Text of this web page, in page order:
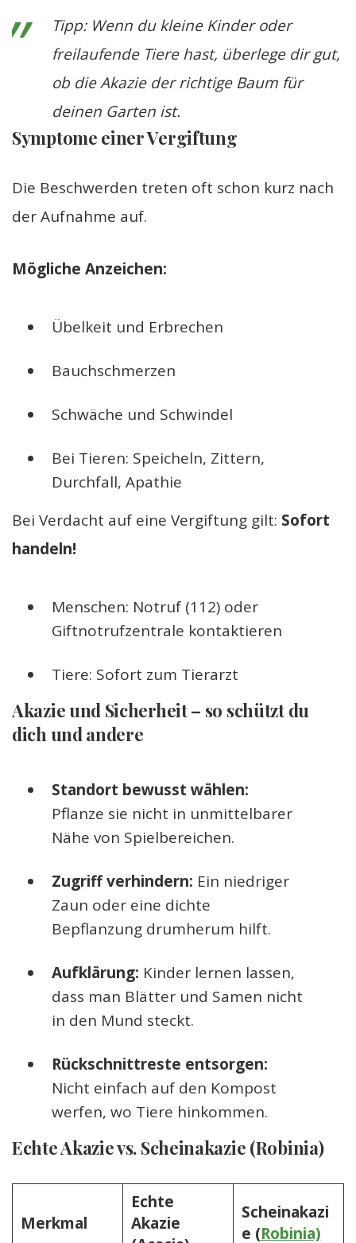
Tipp: Wenn du kleine Kinder oder
freilaufende Tiere hast, überlege dir gut,
ob die Akazie der richtige Baum für
deinen Garten ist.
Symptome einer Vergiftung
Die Beschwerden treten oft schon kurz nach
der Aufnahme auf.
Mögliche Anzeichen:
Übelkeit und Erbrechen
Bauchschmerzen
Schwäche und Schwindel
Bei Tieren: Speicheln, Zittern,
Durchfall, Apathie
Bei Verdacht auf eine Vergiftung gilt: Sofort
handeln!
Menschen: Notruf (112) oder
Giftnotrufzentrale kontaktieren
Tiere: Sofort zum Tierarzt
Akazie und Sicherheit – so schützt du
dich und andere
Standort bewusst wählen:
Pflanze sie nicht in unmittelbarer
Nähe von Spielbereichen.
Zugriff verhindern: Ein niedriger
Zaun oder eine dichte
Bepflanzung drumherum hilft.
Aufklärung: Kinder lernen lassen,
dass man Blätter und Samen nicht
in den Mund steckt.
Rückschnittreste entsorgen:
Nicht einfach auf den Kompost
werfen, wo Tiere hinkommen.
Echte Akazie vs. Scheinakazie (Robinia)
Merkmal
Echte
Akazie
Scheinakazi
e (Robinia)